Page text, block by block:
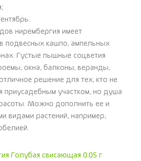
нирембергия имеет
подвесных кашпо, ампельных
Густые пышные соцветия
окна, балконы, веранды,
решение для тех, кто не
приусадебным участком, но душа
Можно дополнить ее и
видами растений, например,
Голубая свисающая 0.05 г